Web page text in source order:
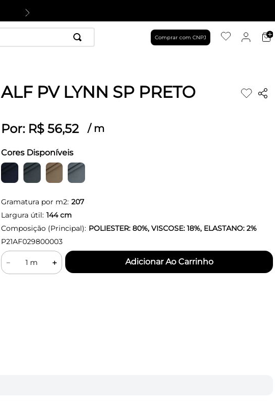
Comprar com CNPJ
ALF PV LYNN SP PRETO
Por: R$ 56,52 / m
Cores Disponíveis
Gramatura por m2: 207
Largura útil: 144cm
Composição (Principal): POLIESTER: 80%, VISCOSE: 18%, ELASTANO: 2%
P21AF029800003
＋
－